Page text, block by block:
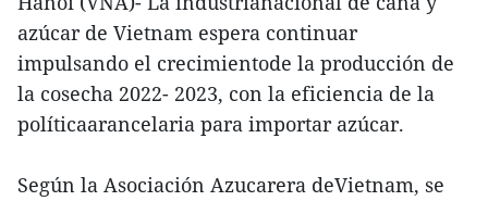
azúcar de Vietnam espera continuar
impulsando el crecimientode la producción de
la cosecha 2022- 2023, con la eficiencia de la
políticaarancelaria para importar azúcar.
Según la Asociación Azucarera deVietnam, se